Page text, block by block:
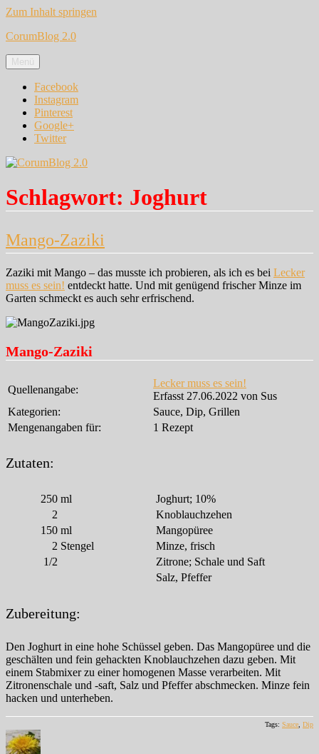
Zum Inhalt springen
CorumBlog 2.0
Menü
Facebook
Instagram
Pinterest
Google+
Twitter
Schlagwort: Joghurt
Mango-Zaziki
Zaziki mit Mango – das musste ich probieren, als ich es bei Lecker
muss es sein! entdeckt hatte. Und mit genügend frischer Minze im
Garten schmeckt es auch sehr erfrischend.
Mango-Zaziki
Quellenangabe:
Lecker muss es sein!
Erfasst 27.06.2022 von Sus
Kategorien:
Sauce, Dip, Grillen
Mengenangaben für:
1 Rezept
Zutaten:
250 ml
Joghurt; 10%
2
Knoblauchzehen
150 ml
Mangopüree
2 Stengel
Minze, frisch
1/2
Zitrone; Schale und Saft
Salz, Pfeffer
Zubereitung:
Den Joghurt in eine hohe Schüssel geben. Das Mangopüree und die
geschälten und fein gehackten Knoblauchzehen dazu geben. Mit
einem Stabmixer zu einer homogenen Masse verarbeiten. Mit
Zitronenschale und -saft, Salz und Pfeffer abschmecken. Minze fein
hacken und unterheben.
Tags: Sauce, Dip